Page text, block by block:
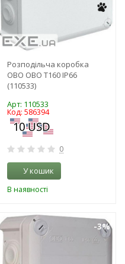
Розподільча коробка
OBO OBO Т160 IP66
(110533)
Арт: 110533
Код: 586394
0
У кошик
В наявності
-3%